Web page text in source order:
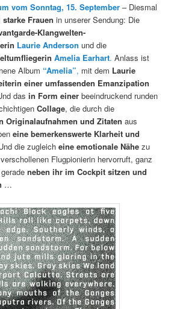
vom Sonntag, 15. September – Diesmal
starke Frauen in unserer Sendung: Die
Klangwelten-
Laurie Anderson und die
Amelia Earhart. Anlass ist
Album “Amelia”, mit dem Laurie
einer umfassenden Emanzipation
dasin Form einer beeindruckend runden
Collage, die durch die
Originalaufnahmen und Zitaten aus
eine bemerkenswerte Klarheit und
die zugleicheine emotionale Nähe zu
Flugpionierin hervorruft, ganz
neben ihr im Cockpit sitzen und
…